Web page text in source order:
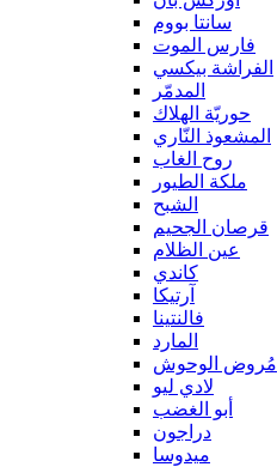
سانتا بووم
فارس الموت
الفراشة بيكسي
المدمّر
حوريّة الهلاك
المشعوذ النّاري
روح الغاب
ملكة الطيور
الشبح
قرصان الجحيم
عين الظلام
كاندي
آرتيكا
فالنتينا
المارد
مُروض الوحوش
لادي ليو
أبو الغضب
دراجون
ميدوسا